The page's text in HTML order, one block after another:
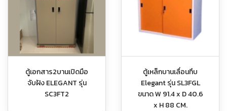
ตู้เอกสาร2บานเปิดมือ
จับฝัง ELEGANT รุ่น
SC3FT2
ตู้เหล็กบานเลื่อนทึบ
Elegant รุ่น SL3FGL
ขนาด W 91.4 x D 40.6
x H 88 CM.